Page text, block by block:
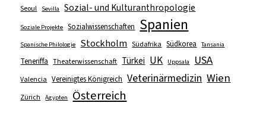
Seoul Sevilla Sozial- und Kulturanthropologie
Soziale Projekte Sozialwissenschaften Spanien
Spanische Philologie Stockholm Südafrika Südkorea Tansania
Teneriffa Theaterwissenschaft Türkei UK Uppsala USA
Valencia Vereinigtes Königreich Veterinärmedizin Wien
Zürich Ägypten Österreich